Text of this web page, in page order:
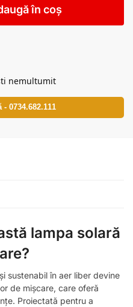
în coș
nemultumit
0734.682.111
lampa solară
sustenabil în aer liber devine
de mișcare, care oferă
Proiectată pentru a